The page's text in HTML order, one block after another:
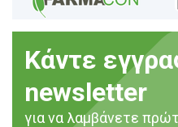
Κάντε
newsletter
για να λαμβάνετε